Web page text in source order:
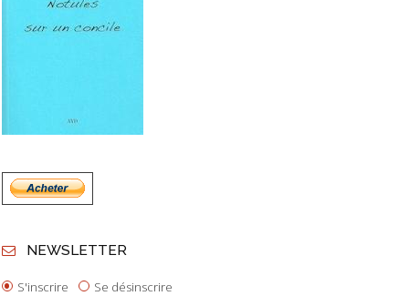
NEWSLETTER
S'inscrire Se désinscrire